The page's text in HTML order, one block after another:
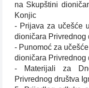
na Skupštini
Konjic
- Prijava za učešće
dioničara Privrednog
- Punomoć za
dioničara Privrednog
- Materijali za
Privrednog društva